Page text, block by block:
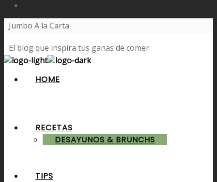
Jumbo A la Carta
El blog que inspira tus ganas de comer
HOME
RECETAS
DESAYUNOS & BRUNCHS
TIPS